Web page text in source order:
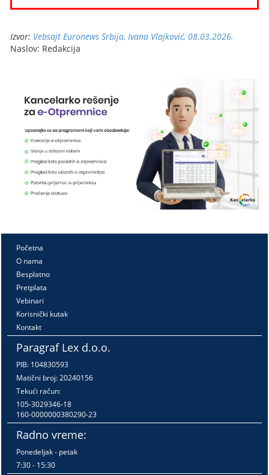
Izvor: Vebsajt Euronews Srbija, Ivana Vlajković, 08.03.2026.
Naslov: Redakcija
Početna
O nama
Besplatno
Pretplata
Vebinari
Korisnički kutak
Kontakt
Paragraf Lex d.o.o.
PIB: 104830593
Matični broj: 20240156
Tekući račun:
105-3029346-18
160-0000000380290-23
Radno vreme:
Ponedeljak - petak
7:30 - 15:30